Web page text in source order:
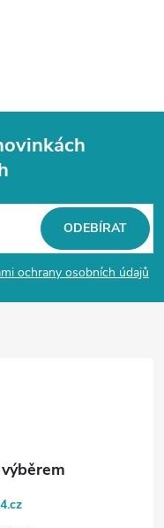
ochrany osobních údajů
ODEBÍRAT